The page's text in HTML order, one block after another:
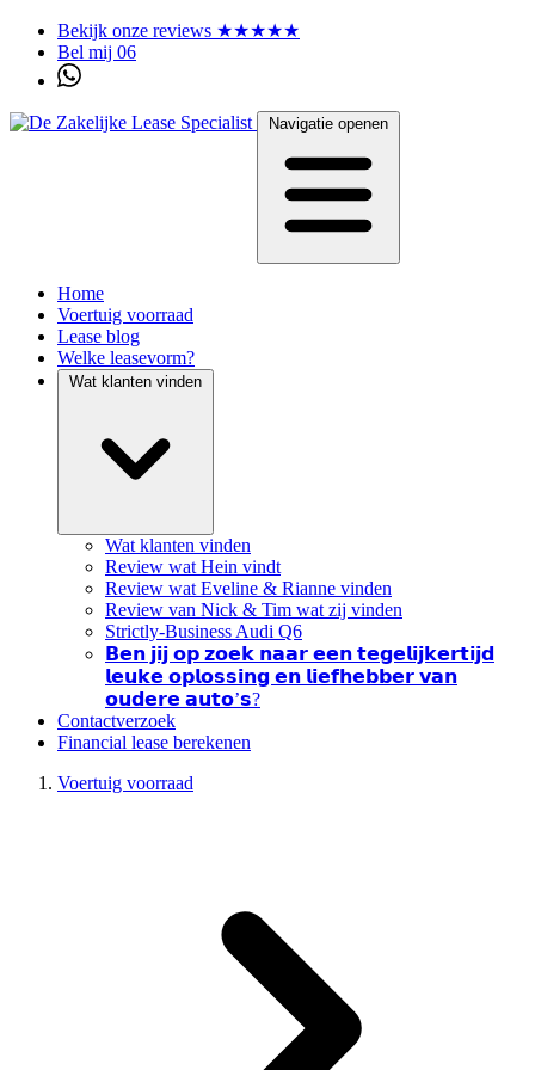
Bekijk onze reviews ★★★★★
Bel mij 06
Navigatie openen
Home
Voertuig voorraad
Lease blog
Welke leasevorm?
Wat klanten vinden
Wat klanten vinden
Review wat Hein vindt
Review wat Eveline & Rianne vinden
Review van Nick & Tim wat zij vinden
Strictly-Business Audi Q6
𝗕𝗲𝗻 𝗷𝗶𝗷 𝗼𝗽 𝘇𝗼𝗲𝗸 𝗻𝗮𝗮𝗿 𝗲𝗲𝗻 𝘁𝗲𝗴𝗲𝗹𝗶𝗷𝗸𝗲𝗿𝘁𝗶𝗷𝗱
𝗹𝗲𝘂𝗸𝗲 𝗼𝗽𝗹𝗼𝘀𝘀𝗶𝗻𝗴 𝗲𝗻 𝗹𝗶𝗲𝗳𝗵𝗲𝗯𝗯𝗲𝗿 𝘃𝗮𝗻
𝗼𝘂𝗱𝗲𝗿𝗲 𝗮𝘂𝘁𝗼’𝘀?
Contactverzoek
Financial lease berekenen
Voertuig voorraad